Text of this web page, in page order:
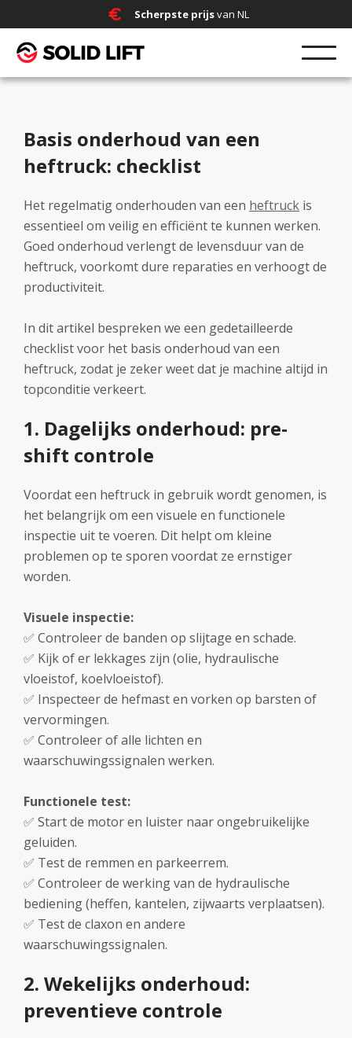
Scherpste prijsvan NL
Basis onderhoud van een
heftruck: checklist
Het regelmatig onderhouden van een heftruck is
essentieel om veilig en efficiënt te kunnen werken.
Goed onderhoud verlengt de levensduur van de
heftruck, voorkomt dure reparaties en verhoogt de
productiviteit.
In dit artikel bespreken we een gedetailleerde
checklist voor het basis onderhoud van een
heftruck, zodat je zeker weet dat je machine altijd in
topconditie verkeert.
1. Dagelijks onderhoud: pre-
shift controle
Voordat een heftruck in gebruik wordt genomen, is
het belangrijk om een visuele en functionele
inspectie uit te voeren. Dit helpt om kleine
problemen op te sporen voordat ze ernstiger
worden.
Visuele inspectie:
✅ Controleer de banden op slijtage en schade.
✅ Kijk of er lekkages zijn (olie, hydraulische
vloeistof, koelvloeistof).
✅ Inspecteer de hefmast en vorken op barsten of
vervormingen.
✅ Controleer of alle lichten en
waarschuwingssignalen werken.
Functionele test:
✅ Start de motor en luister naar ongebruikelijke
geluiden.
✅ Test de remmen en parkeerrem.
✅ Controleer de werking van de hydraulische
bediening (heffen, kantelen, zijwaarts verplaatsen).
✅ Test de claxon en andere
waarschuwingssignalen.
2. Wekelijks onderhoud:
preventieve controle